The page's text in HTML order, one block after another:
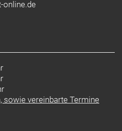
online.de
vereinbarte Termine